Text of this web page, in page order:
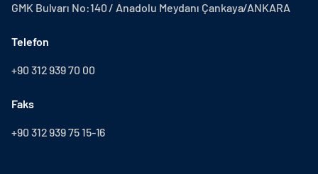
GMK Bulvarı No:140 / Anadolu Meydanı Çankaya/ANKARA
Telefon
+90 312 939 70 00
Faks
+90 312 939 75 15-16